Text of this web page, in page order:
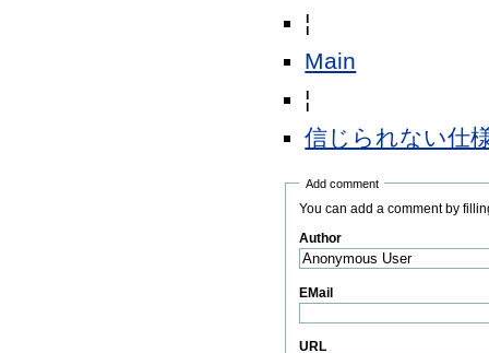
¦
Main
¦
信じられない仕
Add comment
You can add a comment by
Author
EMail
URL